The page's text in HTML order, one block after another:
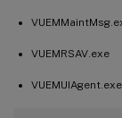
VUEMRSAV.exe
VUEMUIAgent.exe